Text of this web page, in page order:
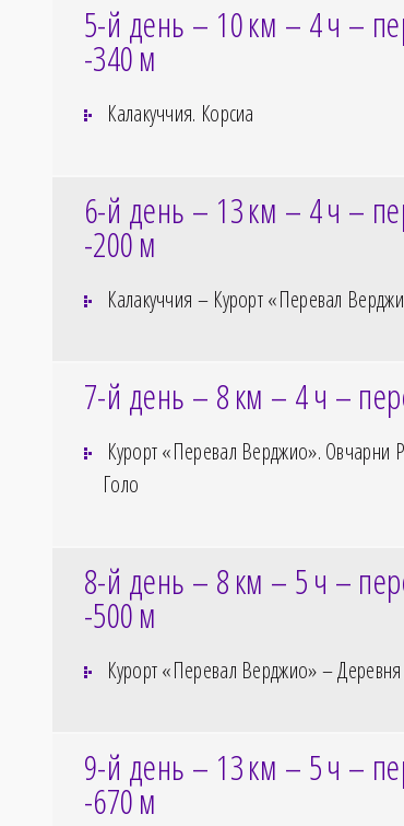
5-й день – 10км – 4ч –
-340м
Калакуччия. Корсиа
6-й день – 13км – 4ч –
-200м
Калакуччия – Курорт «Перевал
7-й день – 8км – 4ч –
Курорт «Перевал Верджио». Овчарни
Голо
8-й день – 8км – 5ч –
-500м
Курорт «Перевал Верджио» – Деревня
9-й день – 13км – 5ч –
-670м